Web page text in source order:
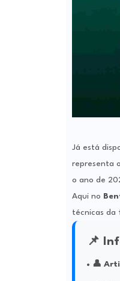
Já está
representa
o ano de
Aqui no
técnicas da
📌
👤